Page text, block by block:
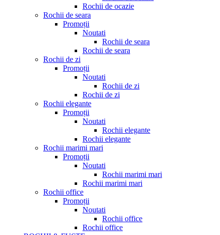
Rochii de ocazie
Rochii de seara
Promoții
Noutati
Rochii de seara
Rochii de seara
Rochii de zi
Promoții
Noutati
Rochii de zi
Rochii de zi
Rochii elegante
Promoții
Noutati
Rochii elegante
Rochii elegante
Rochii marimi mari
Promoții
Noutati
Rochii marimi mari
Rochii marimi mari
Rochii office
Promoții
Noutati
Rochii office
Rochii office